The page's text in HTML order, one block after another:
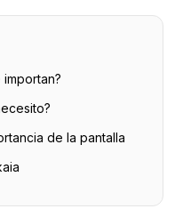
de la pantalla